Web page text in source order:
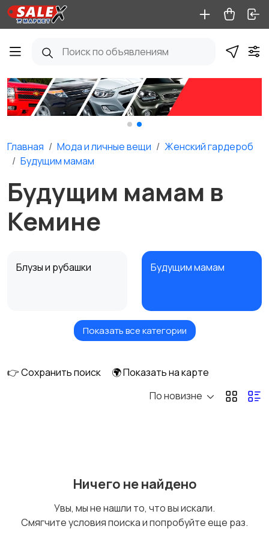
Главная Мода и личные вещи
Женский гардероб
Будущим мамам
Будущим мамам в
Кемине
Блузы и рубашки Будущим мамам
Верхняя одежда Головные уборы
Показать все категории
👉 Сохранить поиск
🌍 Показать на карте
По новизне
Ничего не найдено
Увы, мы не нашли то, что вы искали.
Смягчите условия поиска и попробуйте еще раз.